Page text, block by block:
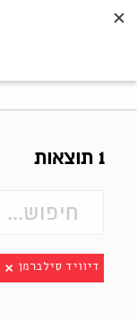
1 תוצאות
דיוויד סילברמן